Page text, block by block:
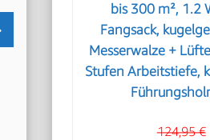
bis 300 m², 1.2
Fangsack,
Messerwalze +
Stufen Arbeitstiefe,
124,95 €